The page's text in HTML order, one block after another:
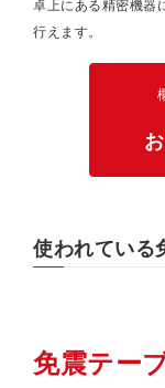
卓上にある精密機器
行えます。
使われている
免震テー